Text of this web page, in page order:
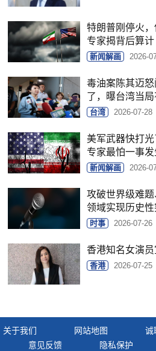
特朗普刚停火，
专家揭背后算计
新闻解画 2026-
毒油案陈其迈
了，曝台湾当
台湾 2026-07-28
美军武器快打光
专家最怕一事发
新闻解画 2026-
攻破世界级难
领域实现历史性
时事 2026-07-26
香港知名女演员
香港 2026-07-25
关于我们 网站地图 诚
意见反馈
隐私保护